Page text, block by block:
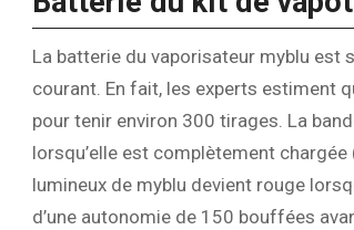
La batterie du vaporisateur myblu est
courant. En fait, les experts estiment
pour tenir environ 300 tirages. La
lorsqu’elle est complètement
lumineux de myblu devient rouge
d’une autonomie de 150 bouffées